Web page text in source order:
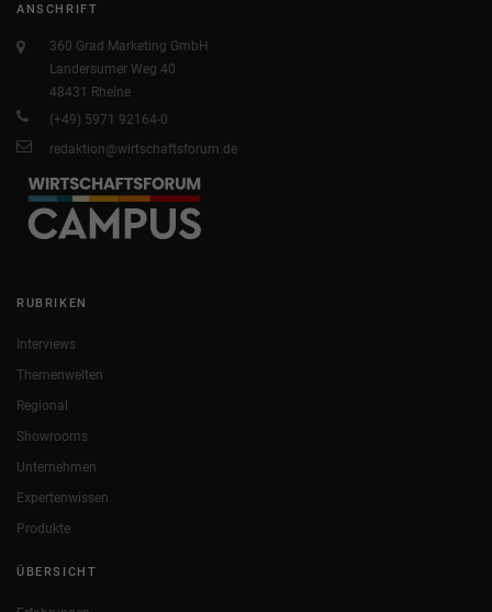
ANSCHRIFT
360 Grad Marketing GmbH
Landersumer Weg 40
48431 Rheine
(+49) 5971 92164-0
redaktion@wirtschaftsforum.de
RUBRIKEN
Interviews
Themenwelten
Regional
Showrooms
Unternehmen
Expertenwissen
Produkte
ÜBERSICHT